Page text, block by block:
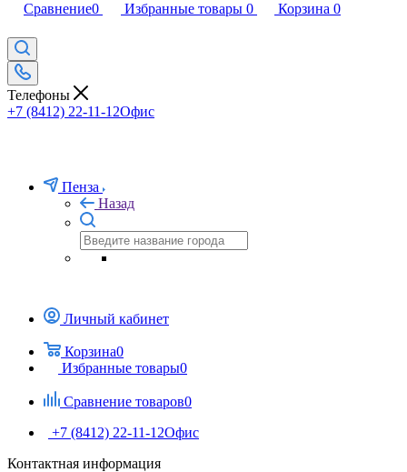
Сравнение0 Избранные товары 0 Корзина 0
Телефоны
+7 (8412) 22-11-12Офис
Пенза
Назад
Личный кабинет
Корзина0
Избранные товары0
Сравнение товаров0
+7 (8412) 22-11-12Офис
Контактная информация